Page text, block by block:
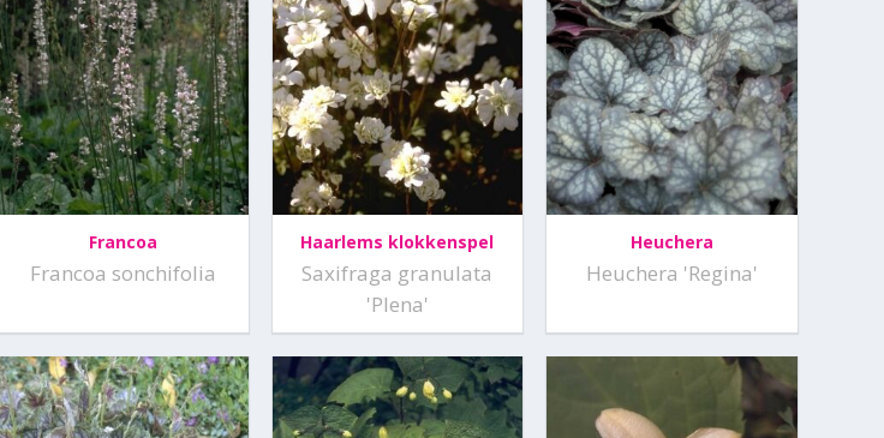
Francoa
Francoa sonchifolia
Haarlems klokkenspel
Saxifraga granulata
'Plena'
Heuchera
Heuchera 'Regina'